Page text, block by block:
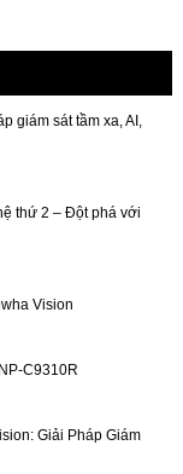
giám sát tầm xa, AI,
thứ 2 – Đột phá với
Vision
C9310R
Giải Pháp Giám